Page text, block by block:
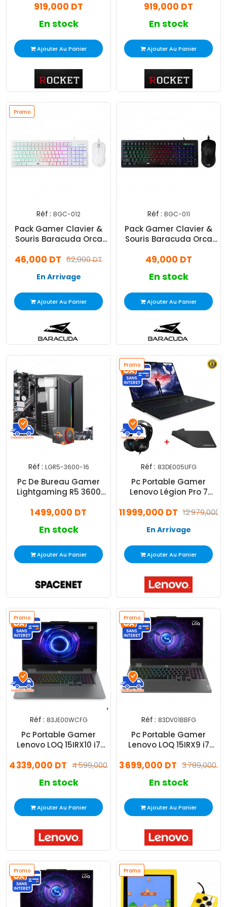
919,000 DT
En stock
Ajouter Au Panier
919,000 DT
En stock
Ajouter Au Panier
Promo
Réf : BGC-012
Pack Gamer Clavier &
Souris Baracuda Orca
62,000 DT
46,000 DT
En Arrivage
Ajouter Au Panier
Réf : BGC-011
Pack Gamer Clavier &
Souris Baracuda Orca
49,000 DT
En stock
Ajouter Au Panier
Réf : LGR5-3600-16
Pc De Bureau Gamer
Lightgaming R5 3600
SSD Noir
1 499,000 DT
En stock
Ajouter Au Panier
Promo
Réf : 83DE005UFG
Pc Portable Gamer
Lenovo Légion Pro 7
1To SSD Windows 11
12 979,000
11 999,000 DT
En Arrivage
Ajouter Au Panier
Promo
Réf : 83JE00WCFG
Pc Portable Gamer
Lenovo LOQ 15IRX10 i7
4 599,000 DT
4 339,000 DT
En stock
Ajouter Au Panier
Promo
Réf : 83DV01BBFG
Pc Portable Gamer
Lenovo LOQ 15IRX9 i7
3 789,000
3 699,000 DT
En stock
Ajouter Au Panier
Promo Promo